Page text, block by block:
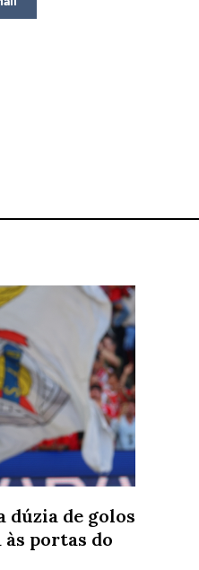
dúzia de golos
portas do